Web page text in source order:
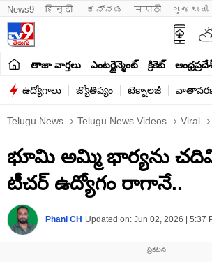
News9 हिन्दी ಕನ್ನಡ मराठी ગુજરાતી
తాజా వార్తలు ఎంటర్టైన్మెంట్ క్రికెట్
ఉద్యోగాలు జ్యోతిష్యం టెక్నాలజీ
Telugu News Telugu News Videos Viral
భూమి అమ్మి భార్యను
టీచర్ ఉద్యోగం రాగానే..
Phani CH Updated on: Jun 02, 2026 | 5:37